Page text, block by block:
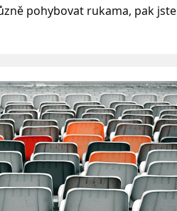
pohybovat rukama, pak jste